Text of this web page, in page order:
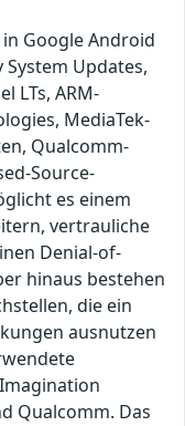
Google Android
System Updates,
LTs, ARM-
MediaTek-
Qualcomm-
Source-
es einem
vertrauliche
Denial-of-
hinaus bestehen
die ein
ausnutzen
Qualcomm. Das